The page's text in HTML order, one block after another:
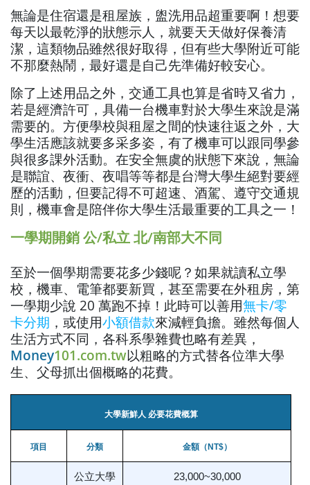
無論是住宿還是租屋族，盥洗用品超重要啊！想要
每天以最乾淨的狀態示人，就要天天做好保養清
潔，這類物品雖然很好取得，但有些大學附近可能
不那麼熱鬧，最好還是自己先準備好較安心。
除了上述用品之外，交通工具也算是省時又省力，
若是經濟許可，具備一台機車對於大學生來說是滿
需要的。方便學校與租屋之間的快速往返之外，大
學生活應該就要多采多姿，有了機車可以跟同學參
與很多課外活動。在安全無虞的狀態下來說，無論
是聯誼、夜衝、夜唱等等都是台灣大學生絕對要經
歷的活動，但要記得不可超速、酒駕、遵守交通規
則，機車會是陪伴你大學生活最重要的工具之一！
一學期開銷 公/私立 北/南部大不同
至於一個學期需要花多少錢呢？如果就讀私立學
校，機車、電筆都要新買，甚至需要在外租房，第
一學期少說 20 萬跑不掉！此時可以善用無卡/零
卡分期 ，或使用小額借款來減輕負擔。雖然每個人
生活方式不同，各科系學雜費也略有差異，
Money101.com.tw以粗略的方式替各位準大學
生、父母抓出個概略的花費。
大學新鮮人 必要花費概算
項目 分類 金額（NT$）
公立大學 23,000~30,000